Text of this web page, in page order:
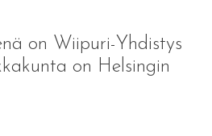
on Wiipuri-Yhdistys
on Helsingin